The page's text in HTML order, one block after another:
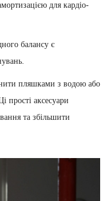
для кардіо-
балансу є
пляшками з водою або
прості аксесуари
та збільшити